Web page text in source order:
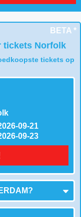
BETA *
tickets Norfolk
tickets op
09-21
09-23
?